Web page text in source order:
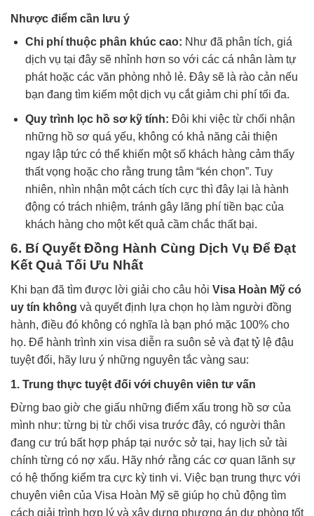
Nhược điểm cần lưu ý
Chi phí thuộc phân khúc cao: Như đã phân tích, giá
dịch vụ tại đây sẽ nhỉnh hơn so với các cá nhân làm tự
phát hoặc các văn phòng nhỏ lẻ. Đây sẽ là rào cản nếu
bạn đang tìm kiếm một dịch vụ cắt giảm chi phí tối đa.
Quy trình lọc hồ sơ kỹ tính: Đôi khi việc từ chối nhận
những hồ sơ quá yếu, không có khả năng cải thiện
ngay lập tức có thể khiến một số khách hàng cảm thấy
thất vọng hoặc cho rằng trung tâm “kén chọn”. Tuy
nhiên, nhìn nhận một cách tích cực thì đây lại là hành
động có trách nhiệm, tránh gây lãng phí tiền bạc của
khách hàng cho một kết quả cầm chắc thất bại.
6. Bí Quyết Đồng Hành Cùng Dịch Vụ Để Đạt
Kết Quả Tối Ưu Nhất
Khi bạn đã tìm được lời giải cho câu hỏi Visa Hoàn Mỹ có
uy tín không và quyết định lựa chọn họ làm người đồng
hành, điều đó không có nghĩa là bạn phó mặc 100% cho
họ. Để hành trình xin visa diễn ra suôn sẻ và đạt tỷ lệ đậu
tuyệt đối, hãy lưu ý những nguyên tắc vàng sau:
1. Trung thực tuyệt đối với chuyên viên tư vấn
Đừng bao giờ che giấu những điểm xấu trong hồ sơ của
mình như: từng bị từ chối visa trước đây, có người thân
đang cư trú bất hợp pháp tại nước sở tại, hay lịch sử tài
chính từng có nợ xấu. Hãy nhớ rằng các cơ quan lãnh sự
có hệ thống kiểm tra cực kỳ tinh vi. Việc bạn trung thực với
chuyên viên của Visa Hoàn Mỹ sẽ giúp họ chủ động tìm
cách giải trình hợp lý và xây dựng phương án dự phòng tốt